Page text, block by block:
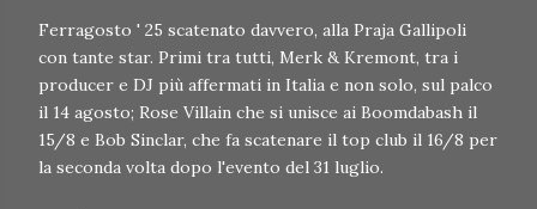
Ferragosto ' 25 scatenato davvero, alla Praja Gallipoli
con tante star. Primi tra tutti, Merk & Kremont, tra i
producer e DJ più affermati in Italia e non solo, sul palco
il 14 agosto; Rose Villain che si unisce ai Boomdabash il
15/8 e Bob Sinclar, che fa scatenare il top club il 16/8 per
la seconda volta dopo l'evento del 31 luglio.